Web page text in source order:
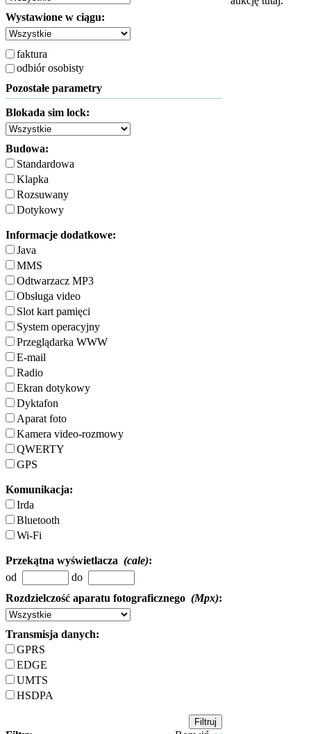
Wystawione w ciągu:
faktura
odbiór osobisty
Pozostałe parametry
Blokada sim lock:
Budowa:
Standardowa
Klapka
Rozsuwany
Dotykowy
Informacje dodatkowe:
Java
MMS
Odtwarzacz MP3
Obsługa video
Slot kart pamięci
System operacyjny
Przeglądarka WWW
E-mail
Radio
Ekran dotykowy
Dyktafon
Aparat foto
Kamera video-rozmowy
QWERTY
GPS
Komunikacja:
Irda
Bluetooth
Wi-Fi
Przekątna wyświetlacza (cale):
od
do
Rozdzielczość aparatu fotograficznego (Mpx):
Transmisja danych:
GPRS
EDGE
UMTS
HSDPA